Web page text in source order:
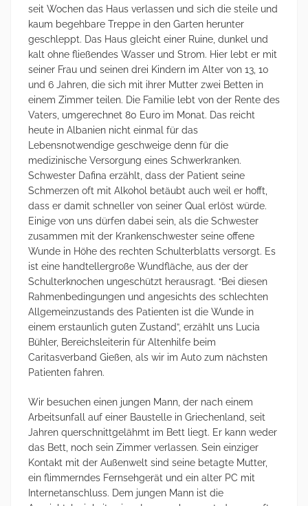
seit Wochen das Haus verlassen und sich die steile und
kaum begehbare Treppe in den Garten herunter
geschleppt. Das Haus gleicht einer Ruine, dunkel und
kalt ohne fließendes Wasser und Strom. Hier lebt er mit
seiner Frau und seinen drei Kindern im Alter von 13, 10
und 6 Jahren, die sich mit ihrer Mutter zwei Betten in
einem Zimmer teilen. Die Familie lebt von der Rente des
Vaters, umgerechnet 80 Euro im Monat. Das reicht
heute in Albanien nicht einmal für das
Lebensnotwendige geschweige denn für die
medizinische Versorgung eines Schwerkranken.
Schwester Dafina erzählt, dass der Patient seine
Schmerzen oft mit Alkohol betäubt auch weil er hofft,
dass er damit schneller von seiner Qual erlöst würde.
Einige von uns dürfen dabei sein, als die Schwester
zusammen mit der Krankenschwester seine offene
Wunde in Höhe des rechten Schulterblatts versorgt. Es
ist eine handtellergroße Wundfläche, aus der der
Schulterknochen ungeschützt herausragt. “Bei diesen
Rahmenbedingungen und angesichts des schlechten
Allgemeinzustands des Patienten ist die Wunde in
einem erstaunlich guten Zustand”, erzählt uns Lucia
Bühler, Bereichsleiterin für Altenhilfe beim
Caritasverband Gießen, als wir im Auto zum nächsten
Patienten fahren.
Wir besuchen einen jungen Mann, der nach einem
Arbeitsunfall auf einer Baustelle in Griechenland, seit
Jahren querschnittgelähmt im Bett liegt. Er kann weder
das Bett, noch sein Zimmer verlassen. Sein einziger
Kontakt mit der Außenwelt sind seine betagte Mutter,
ein flimmerndes Fernsehgerät und ein alter PC mit
Internetanschluss. Dem jungen Mann ist die